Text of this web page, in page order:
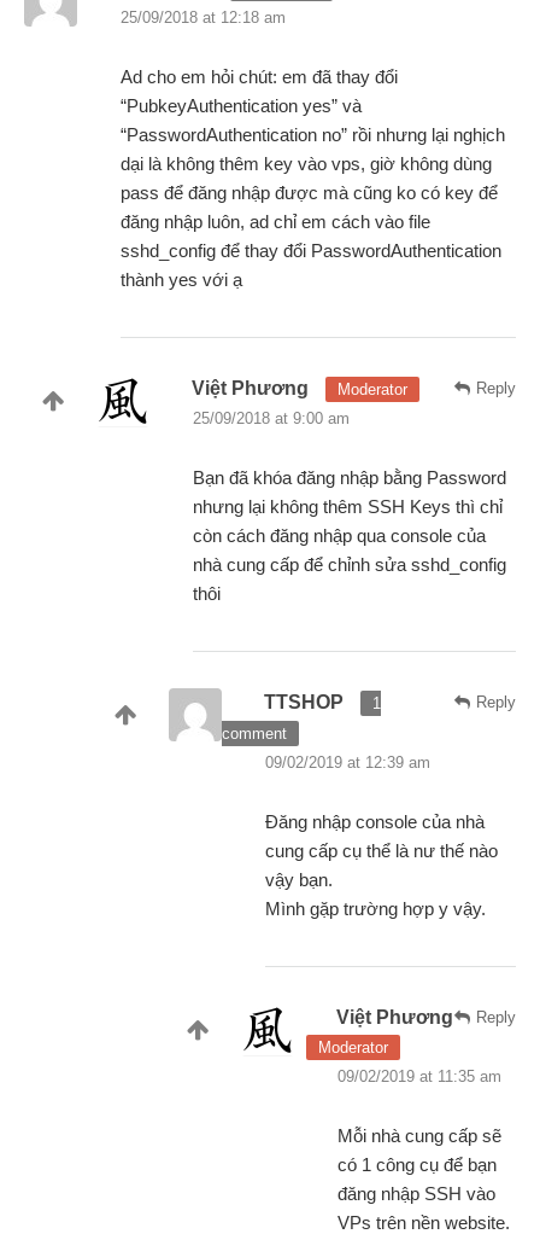
25/09/2018 at 12:18 am
Ad cho em hỏi chút: em đã thay đổi
“PubkeyAuthentication yes” và
“PasswordAuthentication no” rồi nhưng lại nghịch
dại là không thêm key vào vps, giờ không dùng
pass để đăng nhập được mà cũng ko có key để
đăng nhập luôn, ad chỉ em cách vào file
sshd_config để thay đổi PasswordAuthentication
thành yes với ạ
Reply
Việt Phương
Moderator
25/09/2018 at 9:00 am
Bạn đã khóa đăng nhập bằng Password
nhưng lại không thêm SSH Keys thì chỉ
còn cách đăng nhập qua console của
nhà cung cấp để chỉnh sửa sshd_config
thôi
Reply
TTSHOP
1
comment
09/02/2019 at 12:39 am
Đăng nhập console của nhà
cung cấp cụ thể là nư thế nào
vậy bạn.
Mình gặp trường hợp y vậy.
Reply
Việt Phương
Moderator
09/02/2019 at 11:35 am
Mỗi nhà cung cấp sẽ
có 1 công cụ để bạn
đăng nhập SSH vào
VPs trên nền website.